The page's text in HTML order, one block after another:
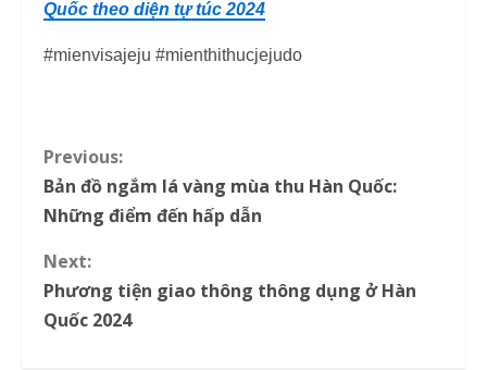
Quốc theo diện tự túc 2024
#mienvisajeju #mienthithucjejudo
C
o
n
t
Previous:
Bản đồ ngắm lá vàng mùa thu Hàn Quốc:
Những điểm đến hấp dẫn
Next:
Phương tiện giao thông thông dụng ở Hàn
Quốc 2024